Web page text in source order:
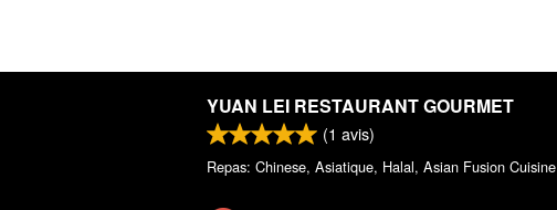
YUAN LEI RESTAURANT GOURMET
(1 avis)
Repas: Chinese, Asiatique, Halal, Asian Fusion Cuisine